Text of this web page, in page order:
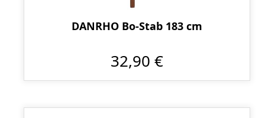
DANRHO Bo-Stab 183 cm
32,90 €